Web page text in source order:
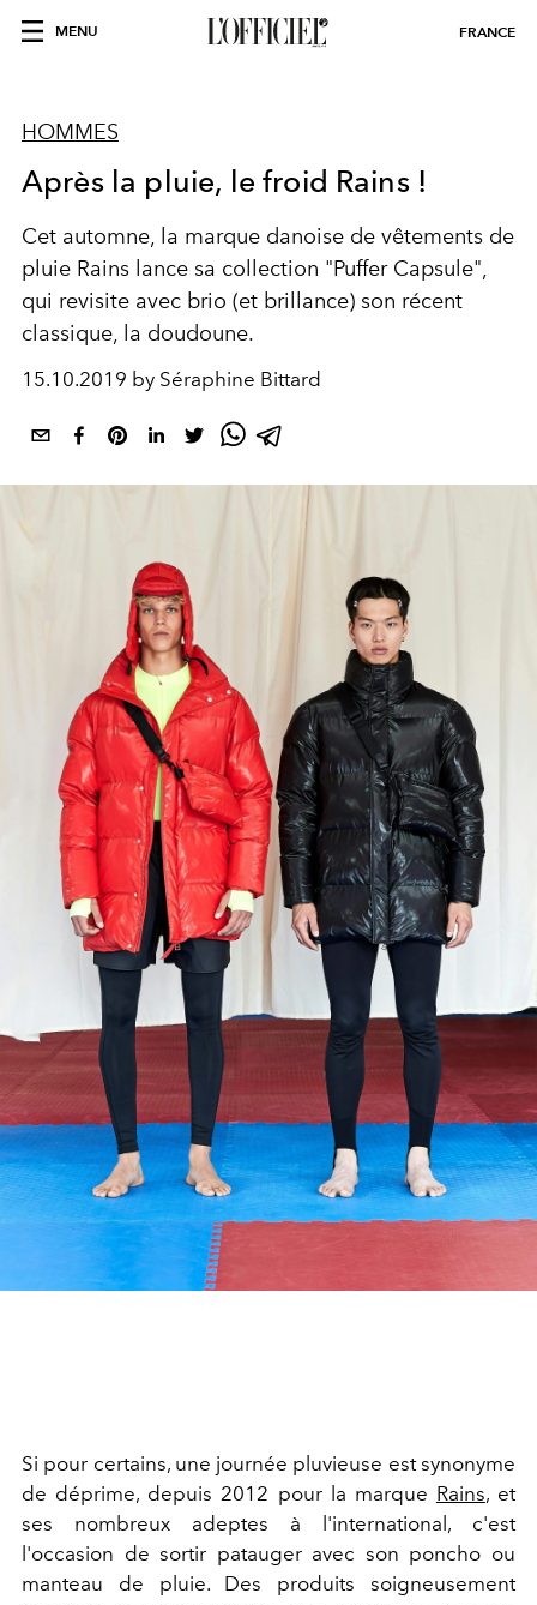
MENU FRANCE
HOMMES
Après la pluie, le froid Rains !
Cet automne, la marque danoise de vêtements de
pluie Rains lance sa collection "Puffer Capsule",
qui revisite avec brio (et brillance) son récent
classique, la doudoune.
15.10.2019 by Séraphine Bittard
Si pour certains, une journée pluvieuse est synonyme
de déprime, depuis 2012 pour la marque Rains, et
ses nombreux adeptes à l'international, c'est
l'occasion de sortir patauger avec son poncho ou
manteau de pluie. Des produits soigneusement